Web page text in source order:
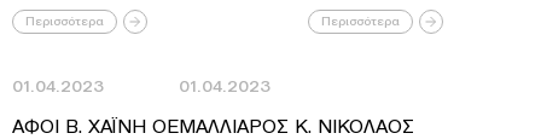
Περισσότερα Περισσότερα
01.04.2023
ΑΦΟΙ Β. ΧΑΪΝΗ ΟΕ
01.04.2023
ΜΑΛΛΙΑΡΟΣ Κ. ΝΙΚΟΛΑΟΣ